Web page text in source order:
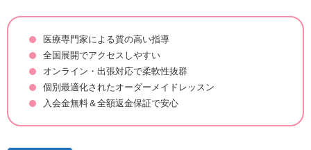
医療専門家による質の高い指導
全国展開でアクセスしやすい
オンライン・出張対応で柔軟性抜群
個別最適化されたオーダーメイドレッスン
入会金無料＆全額返金保証で安心